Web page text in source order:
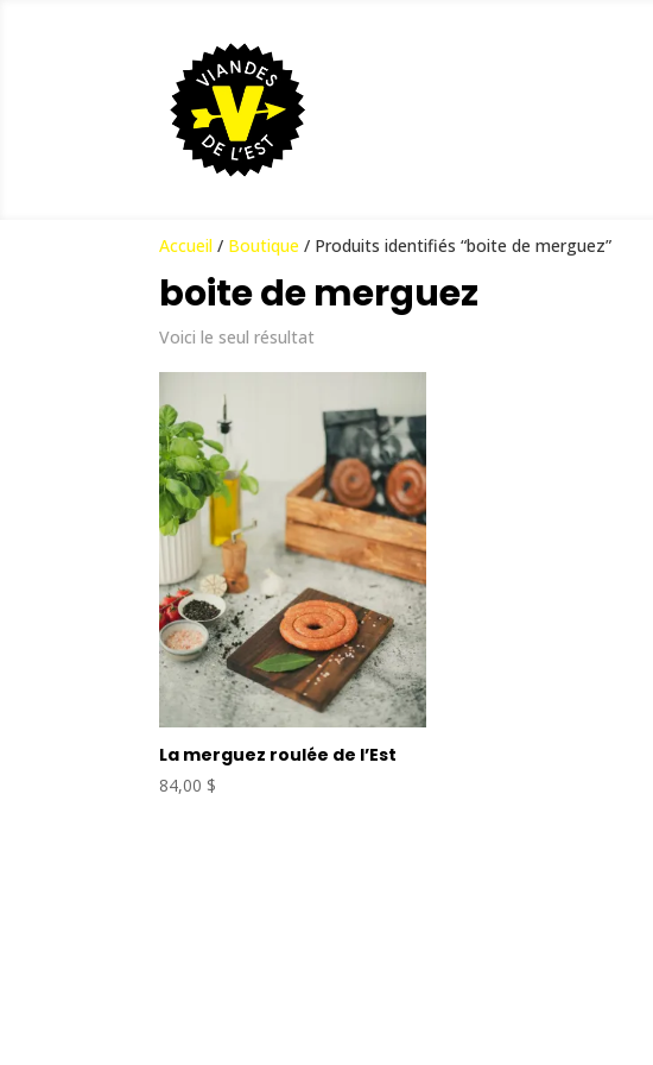
Accueil / Boutique / Produits identifiés “boite de merguez”
boite de merguez
Voici le seul résultat
La merguez roulée de l’Est
84,00 $